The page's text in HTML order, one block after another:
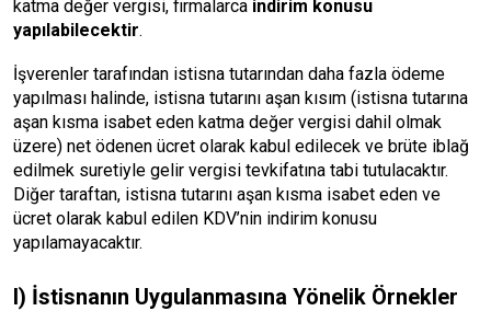
katma değer vergisi, firmalarca indirim konusu
yapılabilecektir.
İşverenler tarafından istisna tutarından daha fazla ödeme
yapılması halinde, istisna tutarını aşan kısım (istisna tutarına
aşan kısma isabet eden katma değer vergisi dahil olmak
üzere) net ödenen ücret olarak kabul edilecek ve brüte iblağ
edilmek suretiyle gelir vergisi tevkifatına tabi tutulacaktır.
Diğer taraftan, istisna tutarını aşan kısma isabet eden ve
ücret olarak kabul edilen KDV’nin indirim konusu
yapılamayacaktır.
I) İstisnanın Uygulanmasına Yönelik Örnekler